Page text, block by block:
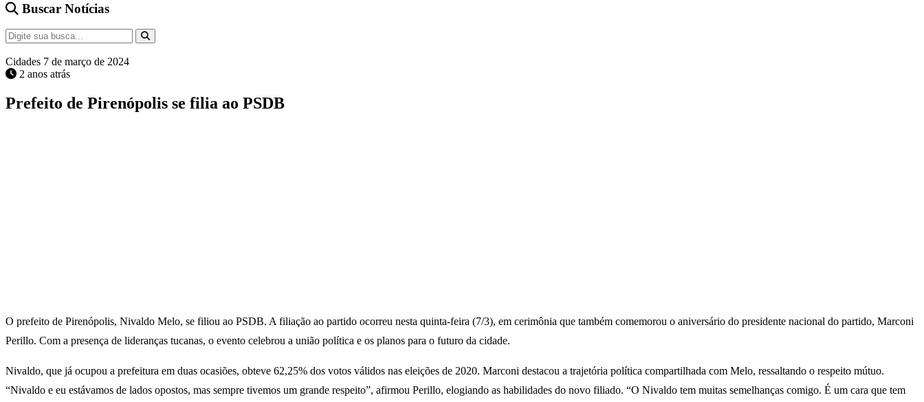
Buscar Notícias
Cidades 7 de março de 2024
2 anos atrás
Prefeito de Pirenópolis se filia ao PSDB
O prefeito de Pirenópolis, Nivaldo Melo, se filiou ao PSDB. A filiação ao partido ocorreu nesta quinta-feira (7/3), em cerimônia que também comemorou o aniversário do presidente nacional do partido, Marconi
Perillo. Com a presença de lideranças tucanas, o evento celebrou a união política e os planos para o futuro da cidade.
Nivaldo, que já ocupou a prefeitura em duas ocasiões, obteve 62,25% dos votos válidos nas eleições de 2020. Marconi destacou a trajetória política compartilhada com Melo, ressaltando o respeito mútuo.
“Nivaldo e eu estávamos de lados opostos, mas sempre tivemos um grande respeito”, afirmou Perillo, elogiando as habilidades do novo filiado. “O Nivaldo tem muitas semelhanças comigo. É um cara que tem